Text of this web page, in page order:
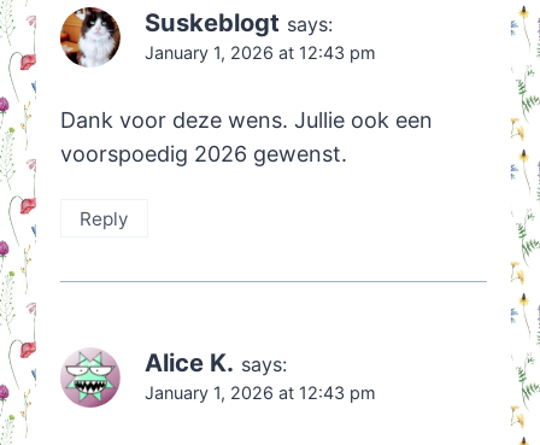
Suskeblogt says:
January 1, 2026 at 12:43 pm
Dank voor deze wens. Jullie ook een
voorspoedig 2026 gewenst.
Reply
Alice K. says:
January 1, 2026 at 12:43 pm